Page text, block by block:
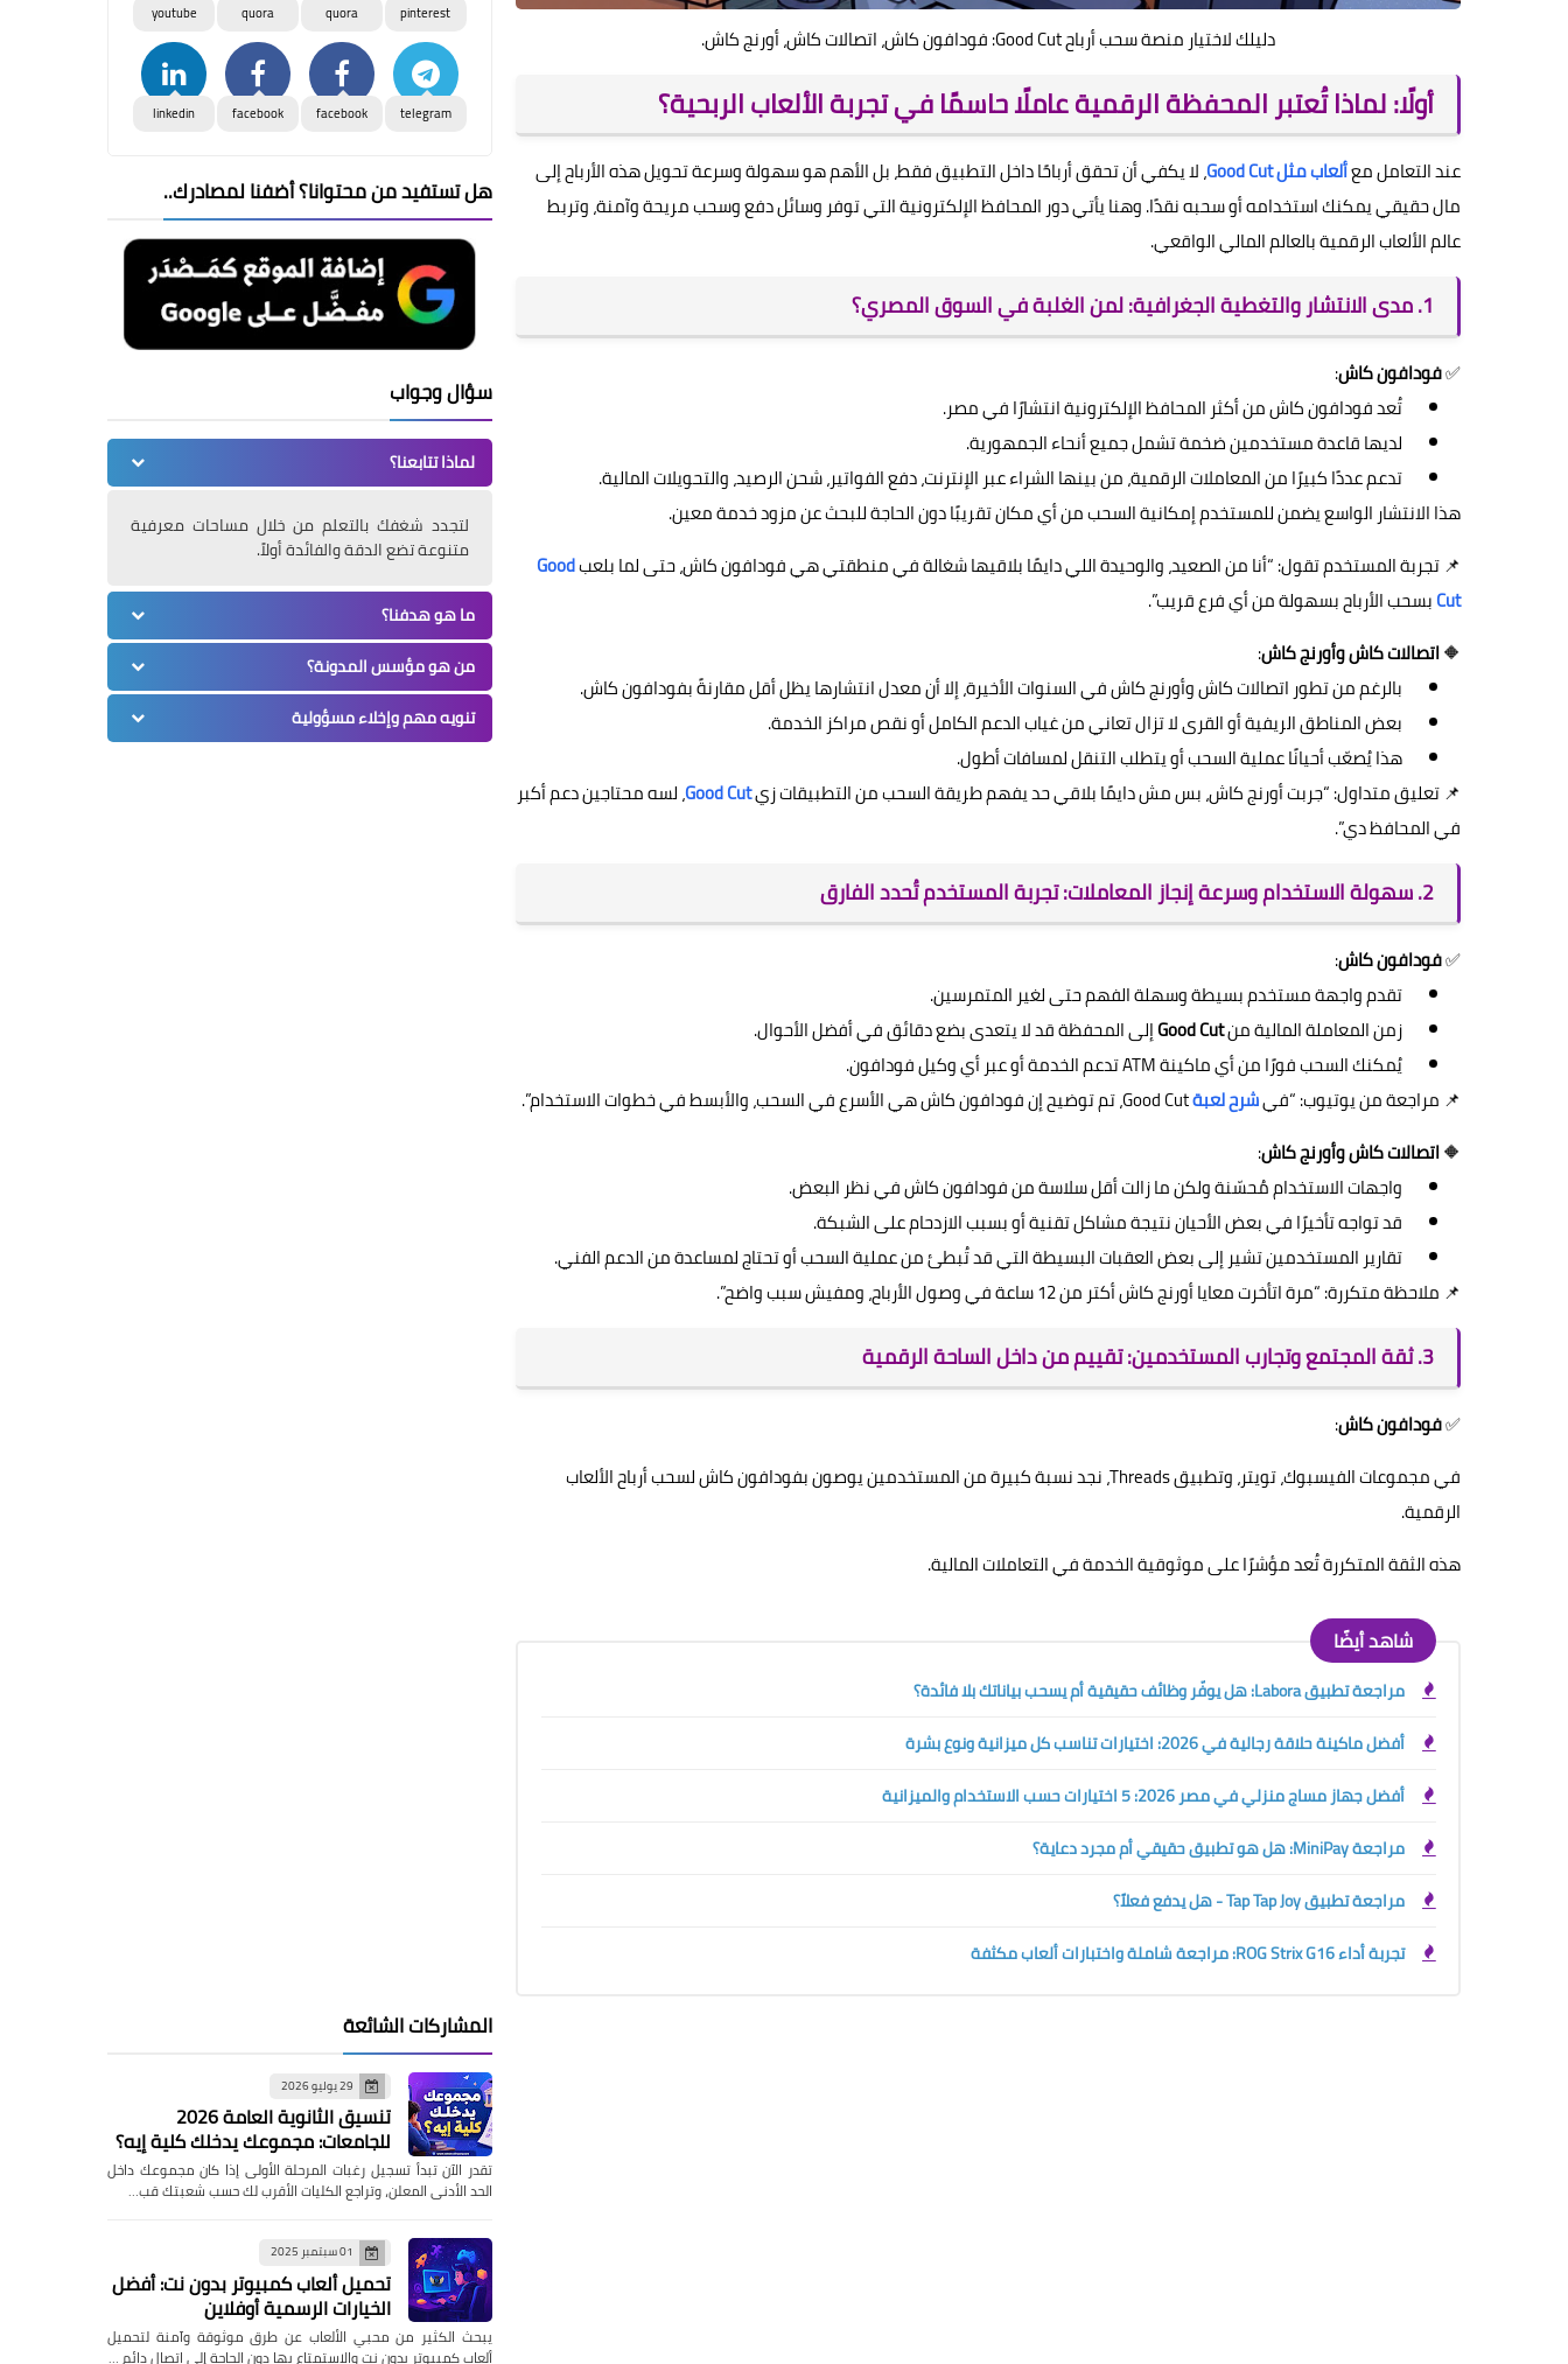
دليلك لاختيار منصة سحب أرباح Good Cut: فودافون كاش، اتصالات كاش، أورنج كاش.
أولًا: لماذا تُعتبر المحفظة الرقمية عاملًا حاسمًا في تجربة الألعاب الربحية؟
عند التعامل معألعاب مثل Good Cut
، لا يكفي أن تحقق أرباحًا داخل التطبيق فقط، بل الأهم هو سهولة وسرعة تحويل هذه الأرباح إلى
مال حقيقي يمكنك استخدامه أو سحبه نقدًا. وهنا يأتي دور المحافظ الإلكترونية التي توفر وسائل دفع وسحب مريحة وآمنة، وتربط
عالم الألعاب الرقمية بالعالم المالي الواقعي.
1. مدى الانتشار والتغطية الجغرافية: لمن الغلبة في السوق المصري؟
✅فودافون كاش:
تُعد فودافون كاش من أكثر المحافظ الإلكترونية انتشارًا في مصر.
لديها قاعدة مستخدمين ضخمة تشمل جميع أنحاء الجمهورية.
تدعم عددًا كبيرًا من المعاملات الرقمية، من بينها الشراء عبر الإنترنت، دفع الفواتير، شحن الرصيد، والتحويلات المالية.
هذا الانتشار الواسع يضمن للمستخدم إمكانية السحب من أي مكان تقريبًا دون الحاجة للبحث عن مزود خدمة معين.
📌 تجربة المستخدم تقول: “أنا من الصعيد، والوحيدة اللي دايمًا بلاقيها شغالة في منطقتي هي فودافون كاش، حتى لما بلعبGood
Cutبسحب الأرباح بسهولة من أي فرع قريب”.
🔶اتصالات كاش وأورنج كاش:
بالرغم من تطور اتصالات كاش وأورنج كاش في السنوات الأخيرة، إلا أن معدل انتشارها يظل أقل مقارنةً بفودافون كاش.
بعض المناطق الريفية أو القرى لا تزال تعاني من غياب الدعم الكامل أو نقص مراكز الخدمة.
هذا يُصعّب أحيانًا عملية السحب أو يتطلب التنقل لمسافات أطول.
📌 تعليق متداول: “جربت أورنج كاش، بس مش دايمًا بلاقي حد يفهم طريقة السحب من التطبيقات زيGood Cut، لسه محتاجين دعم أكبر
في المحافظ دي”.
2. سهولة الاستخدام وسرعة إنجاز المعاملات: تجربة المستخدم تُحدد الفارق
✅فودافون كاش:
تقدم واجهة مستخدم بسيطة وسهلة الفهم حتى لغير المتمرسين.
زمن المعاملة المالية منGood Cutإلى المحفظة قد لا يتعدى بضع دقائق في أفضل الأحوال.
يُمكنك السحب فورًا من أي ماكينة ATM تدعم الخدمة أو عبر أي وكيل فودافون.
📌 مراجعة من يوتيوب: “فيشرح لعبة
🔶اتصالات كاش وأورنج كاش:
واجهات الاستخدام مُحسّنة ولكن ما زالت أقل سلاسة من فودافون كاش في نظر البعض.
قد تواجه تأخيرًا في بعض الأحيان نتيجة مشاكل تقنية أو بسبب الازدحام على الشبكة.
تقارير المستخدمين تشير إلى بعض العقبات البسيطة التي قد تُبطئ من عملية السحب أو تحتاج لمساعدة من الدعم الفني.
📌 ملاحظة متكررة: “مرة اتأخرت معايا أورنج كاش أكتر من 12 ساعة في وصول الأرباح، ومفيش سبب واضح”.
3. ثقة المجتمع وتجارب المستخدمين: تقييم من داخل الساحة الرقمية
✅فودافون كاش:
في مجموعات الفيسبوك، تويتر، وتطبيق Threads، نجد نسبة كبيرة من المستخدمين يوصون بفودافون كاش لسحب أرباح الألعاب
الرقمية.
هذه الثقة المتكررة تُعد مؤشرًا على موثوقية الخدمة في التعاملات المالية.
شاهد أيضًا
مراجعة تطبيق Labora: هل يوفّر وظائف حقيقية أم يسحب بياناتك بلا فائدة؟
أفضل ماكينة حلاقة رجالية في 2026: اختيارات تناسب كل ميزانية ونوع بشرة
أفضل جهاز مساج منزلي في مصر 2026: 5 اختيارات حسب الاستخدام والميزانية
مراجعة MiniPay: هل هو تطبيق حقيقي أم مجرد دعاية؟
مراجعة تطبيق Tap Tap Joy - هل يدفع فعلاً؟
تجربة أداء ROG Strix G16: مراجعة شاملة واختبارات ألعاب مكثفة
pinterest
quora
quora
youtube
telegram
facebook
facebook
linkedin
هل تستفيد من محتوانا؟ أضفنا لمصادرك..
سؤال وجواب
لماذا تتابعنا؟
لتجدد شغفك بالتعلم من خلال مساحات معرفية
متنوعة تضع الدقة والفائدة أولاً.
ما هو هدفنا؟
من هو مؤسس المدونة؟
تنويه مهم وإخلاء مسؤولية
المشاركات الشائعة
29 يوليو 2026
تنسيق الثانوية العامة 2026
للجامعات: مجموعك يدخلك كلية إيه؟
تقدر الآن تبدأ تسجيل رغبات المرحلة الأولى إذا كان مجموعك داخل
الحد الأدنى المعلن، وتراجع الكليات الأقرب لك حسب شعبتك قب…
01 سبتمبر 2025
تحميل ألعاب كمبيوتر بدون نت: أفضل
الخيارات الرسمية أوفلاين
يبحث الكثير من محبي الألعاب عن طرق موثوقة وآمنة لتحميل
ألعاب كمبيوتر بدون نت والاستمتاع بها دون الحاجة إلى اتصال دائم …